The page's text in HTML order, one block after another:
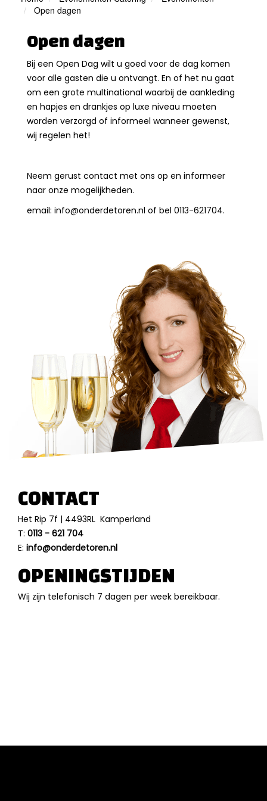
Open dagen
Open dagen
Bij een Open Dag wilt u goed voor de dag komen
voor alle gasten die u ontvangt. En of het nu gaat
om een grote multinational waarbij de aankleding
en hapjes en drankjes op luxe niveau moeten
worden verzorgd of informeel wanneer gewenst,
wij regelen het!
Neem gerust contact met ons op en informeer
naar onze mogelijkheden.
email: info@onderdetoren.nl of bel 0113-621704.
CONTACT
Het Rip 7f | 4493RL Kamperland
T: 0113 - 621 704
E: info@onderdetoren.nl
OPENINGSTIJDEN
Wij zijn telefonisch 7 dagen per week bereikbaar.